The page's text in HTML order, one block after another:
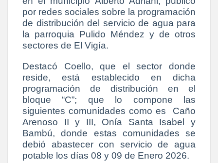
por redes sociales sobre la programación
de distribución del servicio de agua para
la parroquia Pulido Méndez y de otros
sectores de El Vigía.
Destacó Coello, que el sector donde
reside, está establecido en dicha
programación de distribución en el
bloque “C”; que lo compone las
siguientes comunidades como es Caño
Arenoso II y III, Onía Santa Isabel y
Bambú, donde estas comunidades se
debió abastecer con servicio de agua
potable los días 08 y 09 de Enero 2026.